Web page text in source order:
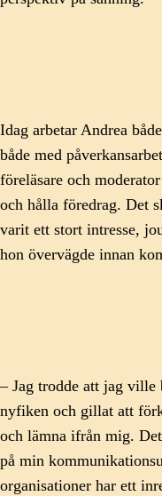
Idag arbetar Andrea
både med
föreläsare och
och hålla föredrag. Det
varit ett stort intresse,
hon övervägde innan
– Jag trodde att jag
nyfiken och gillat att
och lämna ifrån mig.
på min
organisationer har ett